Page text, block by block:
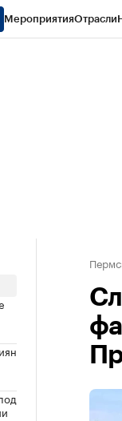
МероприятияОтрасли